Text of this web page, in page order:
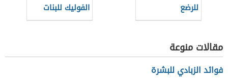
للرضع
الفوليك للبنات
مقالات منوعة
فوائد الزبادي للبشرة